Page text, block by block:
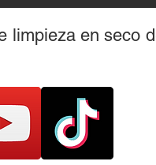
en seco